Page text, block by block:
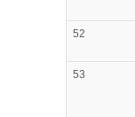
52
53